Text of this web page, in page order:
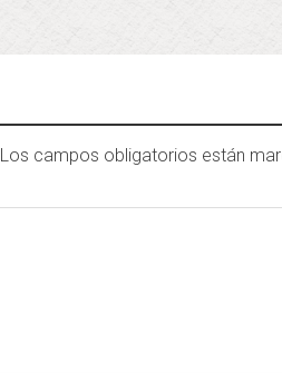
Los campos obligatorios están